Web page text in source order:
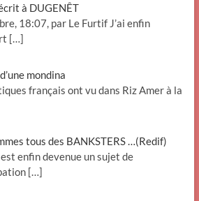
à DUGENÊT
18:07, par Le Furtif J’ai enfin
[…]
mondina
français ont vu dans Riz Amer à la
tous des BANKSTERS …(Redif)
enfin devenue un sujet de
[…]